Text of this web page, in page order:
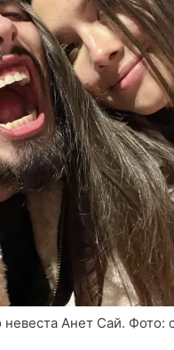
невеста Анет Сай. Фото: